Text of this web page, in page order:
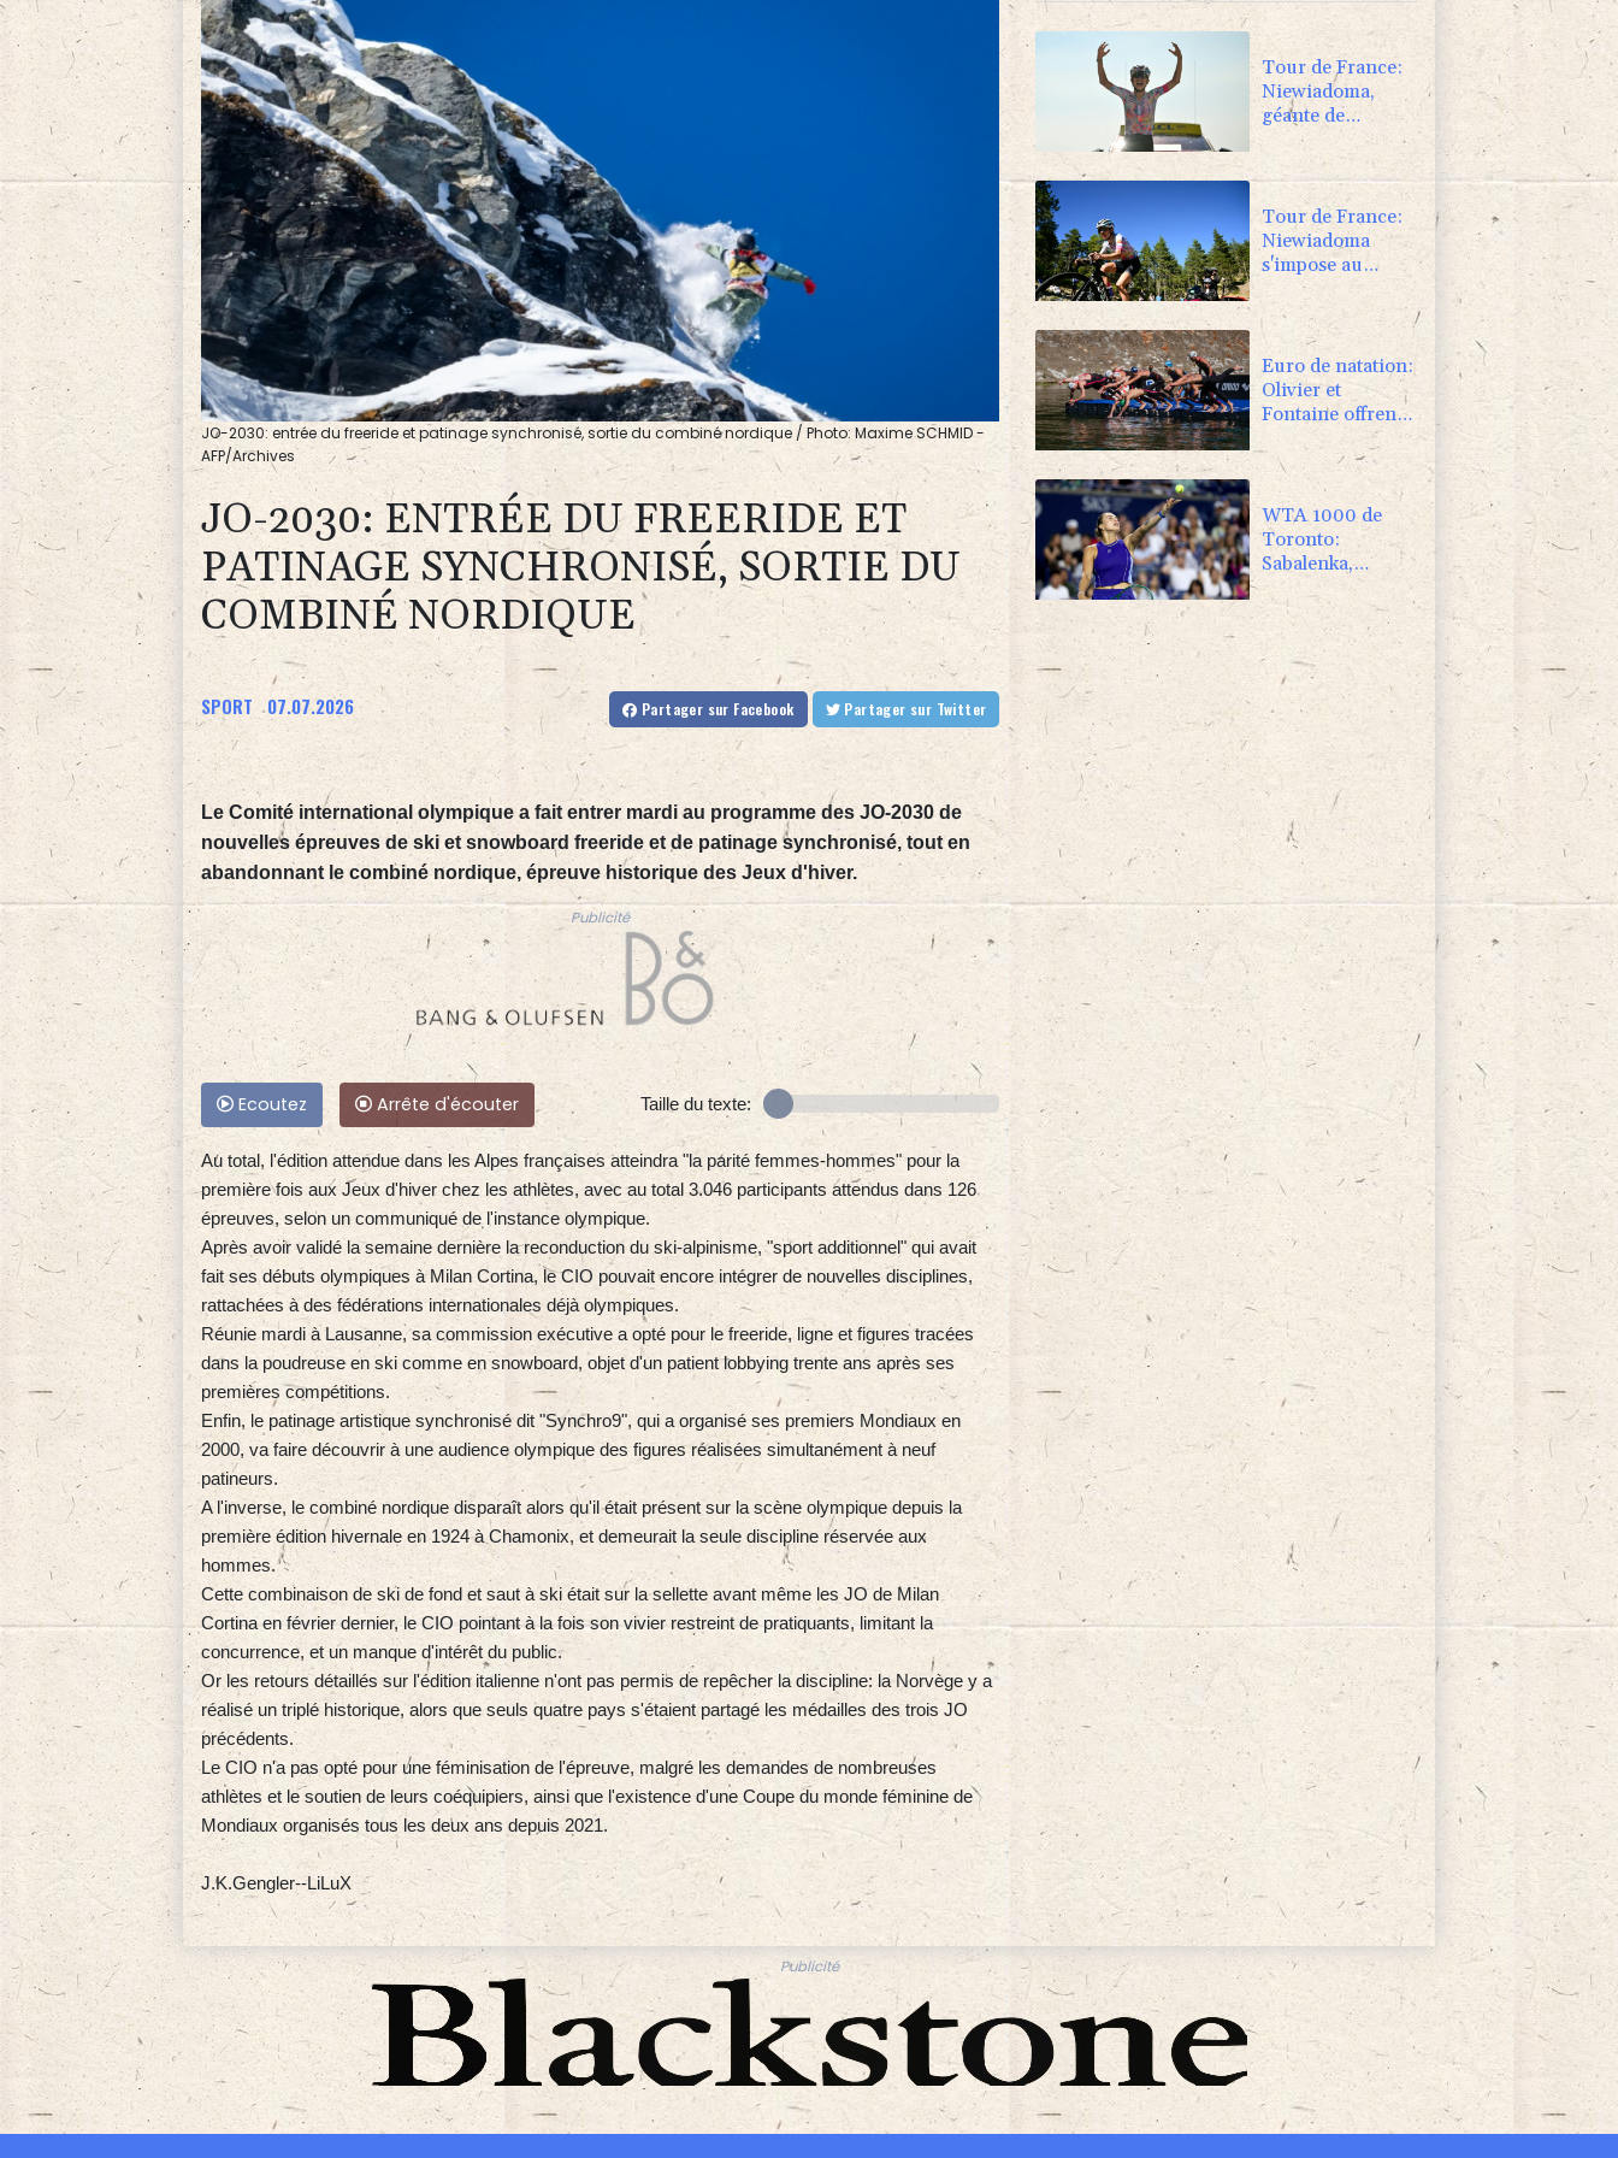
JO-2030: entrée du freeride et patinage synchronisé, sortie du combiné nordique / Photo: Maxime SCHMID -
AFP/Archives
JO-2030: ENTRÉE DU FREERIDE ET
PATINAGE SYNCHRONISÉ, SORTIE DU
COMBINÉ NORDIQUE
SPORT 07.07.2026 Partager sur Facebook Partager sur Twitter
Le Comité international olympique a fait entrer mardi au programme des JO-2030 de
nouvelles épreuves de ski et snowboard freeride et de patinage synchronisé, tout en
abandonnant le combiné nordique, épreuve historique des Jeux d'hiver.
Publicité
Ecoutez Arrête d'écouter Taille du texte:
Au total, l'édition attendue dans les Alpes françaises atteindra "la parité femmes-hommes" pour la
première fois aux Jeux d'hiver chez les athlètes, avec au total 3.046 participants attendus dans 126
épreuves, selon un communiqué de l'instance olympique.
Après avoir validé la semaine dernière la reconduction du ski-alpinisme, "sport additionnel" qui avait
fait ses débuts olympiques à Milan Cortina, le CIO pouvait encore intégrer de nouvelles disciplines,
rattachées à des fédérations internationales déjà olympiques.
Réunie mardi à Lausanne, sa commission exécutive a opté pour le freeride, ligne et figures tracées
dans la poudreuse en ski comme en snowboard, objet d'un patient lobbying trente ans après ses
premières compétitions.
Enfin, le patinage artistique synchronisé dit "Synchro9", qui a organisé ses premiers Mondiaux en
2000, va faire découvrir à une audience olympique des figures réalisées simultanément à neuf
patineurs.
A l'inverse, le combiné nordique disparaît alors qu'il était présent sur la scène olympique depuis la
première édition hivernale en 1924 à Chamonix, et demeurait la seule discipline réservée aux
hommes.
Cette combinaison de ski de fond et saut à ski était sur la sellette avant même les JO de Milan
Cortina en février dernier, le CIO pointant à la fois son vivier restreint de pratiquants, limitant la
concurrence, et un manque d'intérêt du public.
Or les retours détaillés sur l'édition italienne n'ont pas permis de repêcher la discipline: la Norvège y a
réalisé un triplé historique, alors que seuls quatre pays s'étaient partagé les médailles des trois JO
précédents.
Le CIO n'a pas opté pour une féminisation de l'épreuve, malgré les demandes de nombreuses
athlètes et le soutien de leurs coéquipiers, ainsi que l'existence d'une Coupe du monde féminine de
Mondiaux organisés tous les deux ans depuis 2021.
J.K.Gengler--LiLuX
Tour de France:
Niewiadoma,
géante de
Provence
Tour de France:
Niewiadoma
s'impose au
sommet du
Ventoux et
endosse le maillot
jaune
Euro de natation:
Olivier et
Fontaine offrent
aux Bleus deux
médailles en eau
libre
WTA 1000 de
Toronto:
Sabalenka,
Pegula et Swiatek
en contrôle vers
les 8es de finale
Publicité